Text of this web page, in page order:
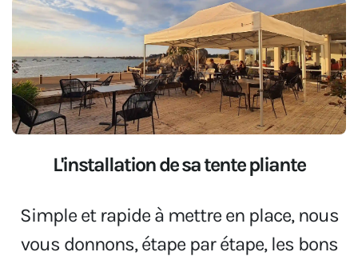
L'installation de sa tente pliante
Simple et rapide à mettre en place, nous
vous donnons, étape par étape, les bons